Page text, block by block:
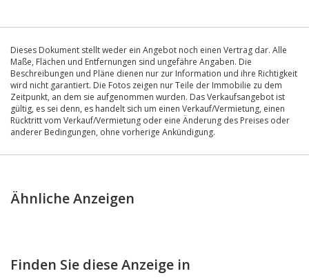
Dieses Dokument stellt weder ein Angebot noch einen Vertrag dar. Alle
Maße, Flächen und Entfernungen sind ungefähre Angaben. Die
Beschreibungen und Pläne dienen nur zur Information und ihre Richtigkeit
wird nicht garantiert. Die Fotos zeigen nur Teile der Immobilie zu dem
Zeitpunkt, an dem sie aufgenommen wurden. Das Verkaufsangebot ist
gültig, es sei denn, es handelt sich um einen Verkauf/Vermietung, einen
Rücktritt vom Verkauf/Vermietung oder eine Änderung des Preises oder
anderer Bedingungen, ohne vorherige Ankündigung.
Ähnliche Anzeigen
Finden Sie diese Anzeige in